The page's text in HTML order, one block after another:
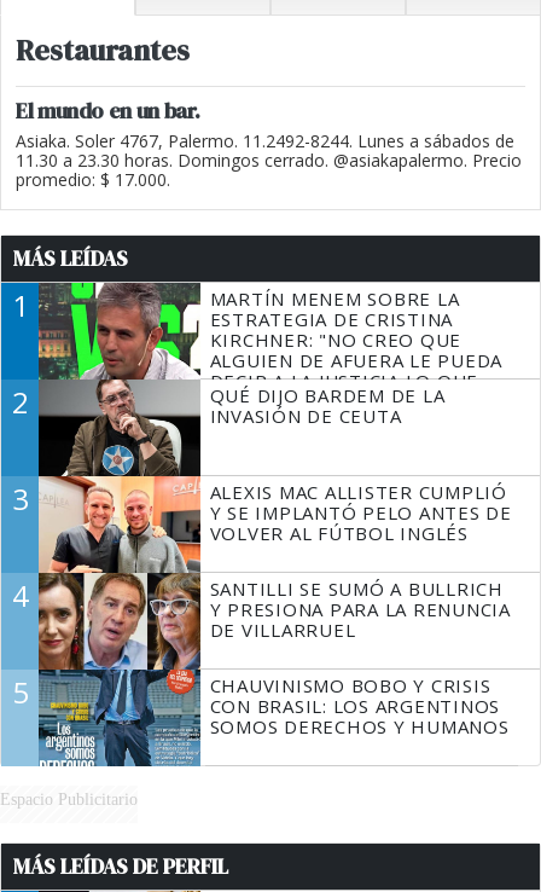
Restaurantes
El mundo en un bar.
Asiaka. Soler 4767, Palermo. 11.2492-8244. Lunes a sábados de
11.30 a 23.30 horas. Domingos cerrado. @asiakapalermo. Precio
promedio: $ 17.000.
MÁS LEÍDAS
1
MARTÍN MENEM SOBRE LA
ESTRATEGIA DE CRISTINA
KIRCHNER: "NO CREO QUE
ALGUIEN DE AFUERA LE PUEDA
DECIR A LA JUSTICIA LO QUE
TIENE QUE HACER"
2
QUÉ DIJO BARDEM DE LA
INVASIÓN DE CEUTA
3
ALEXIS MAC ALLISTER CUMPLIÓ
Y SE IMPLANTÓ PELO ANTES DE
VOLVER AL FÚTBOL INGLÉS
4
SANTILLI SE SUMÓ A BULLRICH
Y PRESIONA PARA LA RENUNCIA
DE VILLARRUEL
5
CHAUVINISMO BOBO Y CRISIS
CON BRASIL: LOS ARGENTINOS
SOMOS DERECHOS Y HUMANOS
Espacio Publicitario
MÁS LEÍDAS DE PERFIL